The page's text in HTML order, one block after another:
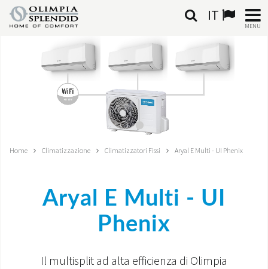
IT
MENU
CLIMATIZZAZIONE
SISTEMI INTEGRATI
Home Climatizzazione Climatizzatori Fissi Aryal E Multi - UI Phenix
Aryal E Multi - UI
Phenix
Il multisplit ad alta efficienza di Olimpia